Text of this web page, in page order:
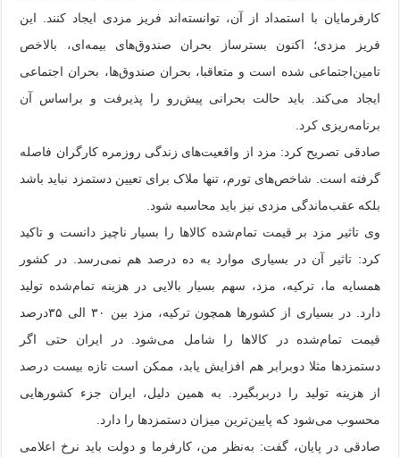
کارفرمایان با استمداد از آن، توانسته‌اند فریز مزدی ایجاد کنند. این
فریز مزدی؛ اکنون بسترساز بحران صندوق‌های بیمه‌ای، بالاخص
تامین‌اجتماعی شده‌ است و متعاقبا، بحران صندوق‌ها، بحران اجتماعی
ایجاد می‌کند. باید حالت بحرانی پیش‌رو را پذیرفت و براساس آن
برنامه‌ریزی کرد.
صادقی تصریح کرد: مزد از واقعیت‌های زندگی روزمره کارگران فاصله
گرفته‌ است. شاخص‌های تورم، تنها ملاک برای تعیین دستمزد نباید باشد
بلکه عقب‌ماندگی مزدی نیز باید محاسبه شود.
وی تاثیر مزد بر قیمت تمام‌شده کالاها را بسیار ناچیز دانست و تاکید
کرد: تاثیر آن در بسیاری موارد به ده‌ درصد هم نمی‌رسد. در کشور
همسایه ما، ترکیه، مزد، سهم بسیار بالایی در هزینه تمام‌شده تولید
دارد. در بسیاری از کشورها همچون ترکیه، مزد بین ۳۰ الی ۳۵‌درصد
قیمت تمام‌شده در کالاها را شامل می‌شود. در ایران حتی اگر
دستمزدها مثلا دوبرابر هم افزایش یابد، ممکن است تازه بیست درصد
از هزینه تولید را دربربگیرد. به همین دلیل، ایران جزء کشورهایی
محسوب می‌شود که پایین‌ترین میزان دستمزدها را دارد.
صادقی در پایان، گفت: به‌نظر من، کارفرما و دولت باید نرخ اعلامی